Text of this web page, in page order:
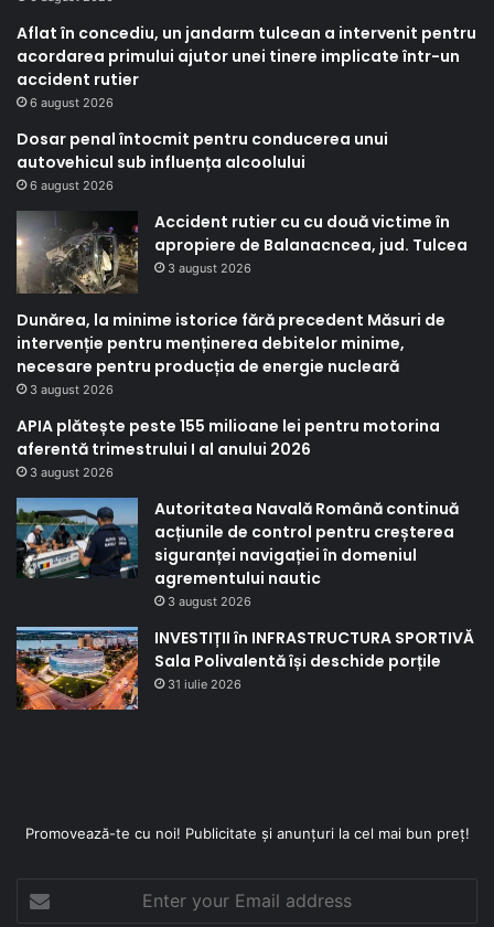
Aflat în concediu, un jandarm tulcean a intervenit pentru
acordarea primului ajutor unei tinere implicate într-un
accident rutier
6 august 2026
Dosar penal întocmit pentru conducerea unui
autovehicul sub influența alcoolului
6 august 2026
Accident rutier cu cu două victime în
apropiere de Balanacncea, jud. Tulcea
3 august 2026
Dunărea, la minime istorice fără precedent Măsuri de
intervenție pentru menținerea debitelor minime,
necesare pentru producția de energie nucleară
3 august 2026
APIA plătește peste 155 milioane lei pentru motorina
aferentă trimestrului I al anului 2026
3 august 2026
Autoritatea Navală Română continuă
acțiunile de control pentru creșterea
siguranței navigației în domeniul
agrementului nautic
3 august 2026
INVESTIȚII în INFRASTRUCTURA SPORTIVĂ
Sala Polivalentă își deschide porțile
31 iulie 2026
Promovează-te cu noi! Publicitate și anunțuri la cel mai bun preț!
your